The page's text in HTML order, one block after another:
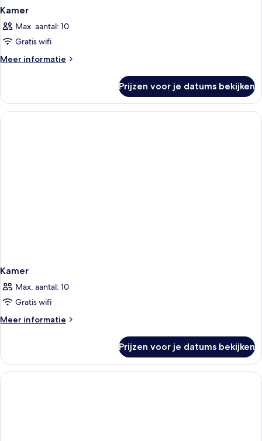
Kamer
Max. aantal: 10
Gratis wifi
Meer informatie
Meer
Prijzen voor je datums bekijken
Kamer
Max. aantal: 10
Gratis wifi
Meer informatie
Meer
Prijzen voor je datums bekijken